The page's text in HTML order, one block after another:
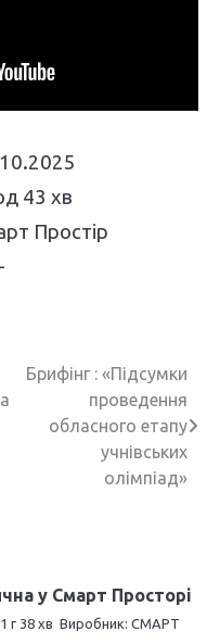
43 хв
Простір
Брифінг : «Підсумки
проведення
обласного етапу
учнівських
олімпіад»
у Смарт Просторі
1 г 38 хв Виробник: СМАРТ